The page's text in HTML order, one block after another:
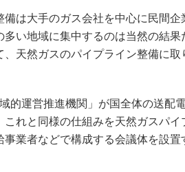
は大手のガス会社を中心に民間企
い地域に集中するのは当然の結果
天然ガスのパイプライン整備に取
的運営推進機関」が国全体の送配
れと同様の仕組みを天然ガスパイ
業者などで構成する会議体を設置